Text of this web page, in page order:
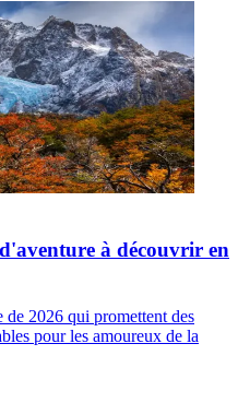
à découvrir en
de 2026 qui promettent des
pour les amoureux de la